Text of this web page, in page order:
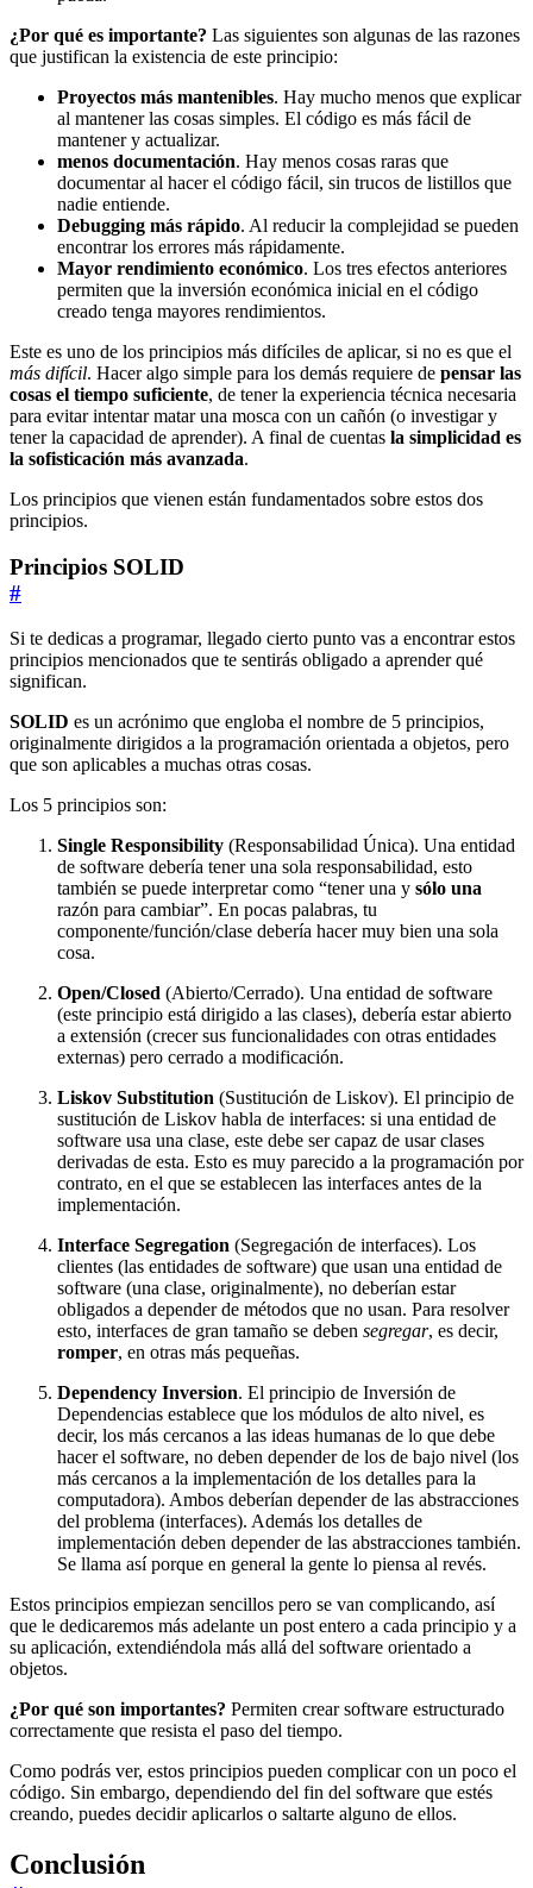
¿Por qué es importante? Las siguientes son algunas de las razones
que justifican la existencia de este principio:
Proyectos más mantenibles. Hay mucho menos que explicar
al mantener las cosas simples. El código es más fácil de
mantener y actualizar.
menos documentación. Hay menos cosas raras que
documentar al hacer el código fácil, sin trucos de listillos que
nadie entiende.
Debugging más rápido. Al reducir la complejidad se pueden
encontrar los errores más rápidamente.
Mayor rendimiento económico. Los tres efectos anteriores
permiten que la inversión económica inicial en el código
creado tenga mayores rendimientos.
Este es uno de los principios más difíciles de aplicar, si no es que el
más difícil. Hacer algo simple para los demás requiere de pensar las
cosas el tiempo suficiente, de tener la experiencia técnica necesaria
para evitar intentar matar una mosca con un cañón (o investigar y
tener la capacidad de aprender). A final de cuentas la simplicidad es
la sofisticación más avanzada.
Los principios que vienen están fundamentados sobre estos dos
principios.
Principios SOLID
#
Si te dedicas a programar, llegado cierto punto vas a encontrar estos
principios mencionados que te sentirás obligado a aprender qué
significan.
SOLID es un acrónimo que engloba el nombre de 5 principios,
originalmente dirigidos a la programación orientada a objetos, pero
que son aplicables a muchas otras cosas.
Los 5 principios son:
Single Responsibility (Responsabilidad Única). Una entidad
de software debería tener una sola responsabilidad, esto
también se puede interpretar como “tener una y sólo una
razón para cambiar”. En pocas palabras, tu
componente/función/clase debería hacer muy bien una sola
cosa.
Open/Closed (Abierto/Cerrado). Una entidad de software
(este principio está dirigido a las clases), debería estar abierto
a extensión (crecer sus funcionalidades con otras entidades
externas) pero cerrado a modificación.
Liskov Substitution (Sustitución de Liskov). El principio de
sustitución de Liskov habla de interfaces: si una entidad de
software usa una clase, este debe ser capaz de usar clases
derivadas de esta. Esto es muy parecido a la programación por
contrato, en el que se establecen las interfaces antes de la
implementación.
Interface Segregation (Segregación de interfaces). Los
clientes (las entidades de software) que usan una entidad de
software (una clase, originalmente), no deberían estar
obligados a depender de métodos que no usan. Para resolver
esto, interfaces de gran tamaño se deben segregar, es decir,
romper, en otras más pequeñas.
Dependency Inversion. El principio de Inversión de
Dependencias establece que los módulos de alto nivel, es
decir, los más cercanos a las ideas humanas de lo que debe
hacer el software, no deben depender de los de bajo nivel (los
más cercanos a la implementación de los detalles para la
computadora). Ambos deberían depender de las abstracciones
del problema (interfaces). Además los detalles de
implementación deben depender de las abstracciones también.
Se llama así porque en general la gente lo piensa al revés.
Estos principios empiezan sencillos pero se van complicando, así
que le dedicaremos más adelante un post entero a cada principio y a
su aplicación, extendiéndola más allá del software orientado a
objetos.
¿Por qué son importantes? Permiten crear software estructurado
correctamente que resista el paso del tiempo.
Como podrás ver, estos principios pueden complicar con un poco el
código. Sin embargo, dependiendo del fin del software que estés
creando, puedes decidir aplicarlos o saltarte alguno de ellos.
Conclusión